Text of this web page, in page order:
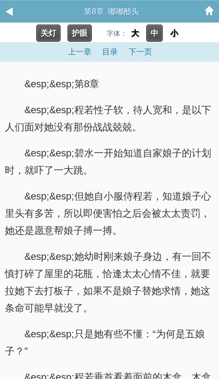
第8章 嘟嘟醋头
关灯 护眼 字体： 大 中 小
上一章 目录 下一页
&esp;&esp;第8章
&esp;&esp;程若性子软，待人宽和，是以下
人们面对她没有那份战战兢兢。
&esp;&esp;碧水一开始知道自家娘子的计划
时，就吓了一大跳。
&esp;&esp;但她自小服侍程若，知道娘子心
里头有多苦，所以即便害怕之后会被太太责罚，
她还是愿意帮娘子搏一搏。
&esp;&esp;她幼时刚来娘子身边，有一回不
慎打碎了屋里的花瓶，恰逢太太心情不佳，就要
拉她下去打板子，如果不是娘子替她求情，她这
条命可能早就没了。
&esp;&esp;只是她有些不懂：“为何是五娘
子？”